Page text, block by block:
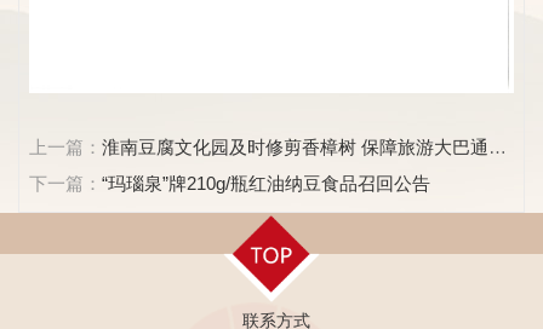
上一篇：淮南豆腐文化园及时修剪香樟树 保障旅游大巴通行
顺畅
下一篇：“玛瑙泉”牌210g/瓶红油纳豆食品召回公告
联系方式